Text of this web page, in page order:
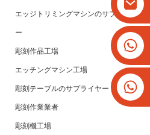
+16266628193
エッジトリミングマシンのサプライヤ
ー
彫刻作品工場
エッチングマシン工場
彫刻テーブルのサプライヤー
彫刻作業業者
彫刻機工場